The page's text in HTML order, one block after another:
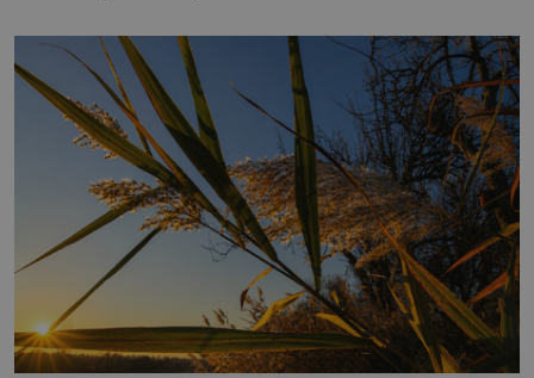
základní složky– sodík a chlór – jsou zásadní pro
správné hospodaření